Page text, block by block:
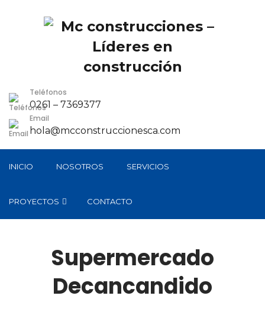
Teléfonos
0261 – 7369377
Email
hola@mcconstruccionesca.com
INICIO NOSOTROS SERVICIOS
PROYECTOS CONTACTO
Supermercado
Decancandido